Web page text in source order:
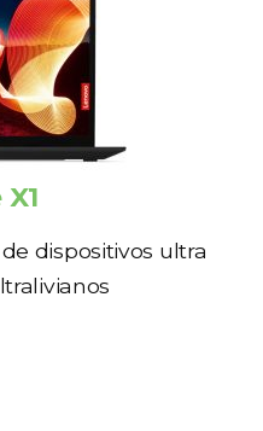
dispositivos ultra